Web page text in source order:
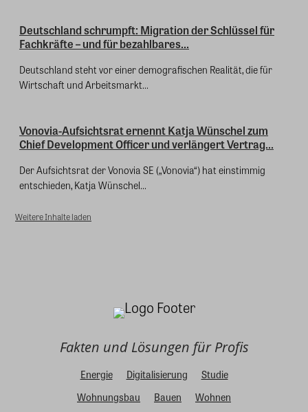
Deutschland schrumpft: Migration der Schlüssel für
Fachkräfte – und für bezahlbares...
Deutschland steht vor einer demografischen Realität, die für
Wirtschaft und Arbeitsmarkt...
Vonovia-Aufsichtsrat ernennt Katja Wünschel zum
Chief Development Officer und verlängert Vertrag...
Der Aufsichtsrat der Vonovia SE („Vonovia“) hat einstimmig
entschieden, Katja Wünschel...
Weitere Inhalte laden
Fakten und Lösungen für Profis
Energie Digitalisierung
Studie
Wohnungsbau
Bauen
Wohnen